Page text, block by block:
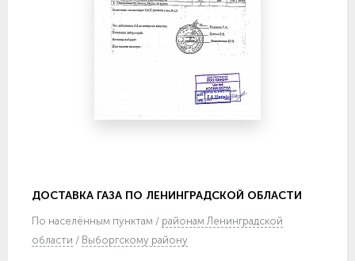
ДОСТАВКА ГАЗА ПО ЛЕНИНГРАДСКОЙ ОБЛАСТИ
По населённым пунктам / районам Ленинградской
области / Выборгскому району